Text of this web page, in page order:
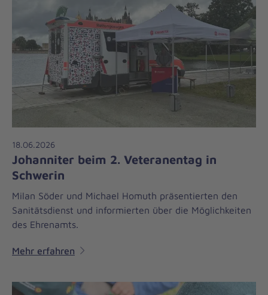
18.06.2026
Johanniter beim 2. Veteranentag in
Schwerin
Milan Söder und Michael Homuth präsentierten den
Sanitätsdienst und informierten über die Möglichkeiten
des Ehrenamts.
Mehr erfahren